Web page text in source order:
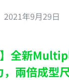
2021年9月29日
】全新
兩倍成型